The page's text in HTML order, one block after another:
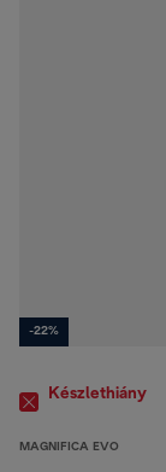
-22%
Készlethiány
MAGNIFICA EVO